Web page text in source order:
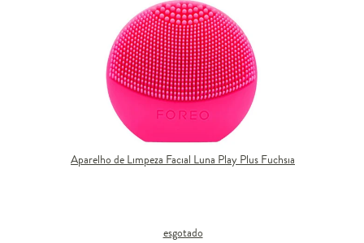
Aparelho de Limpeza Facial Luna Play Plus Fuchsia
esgotado